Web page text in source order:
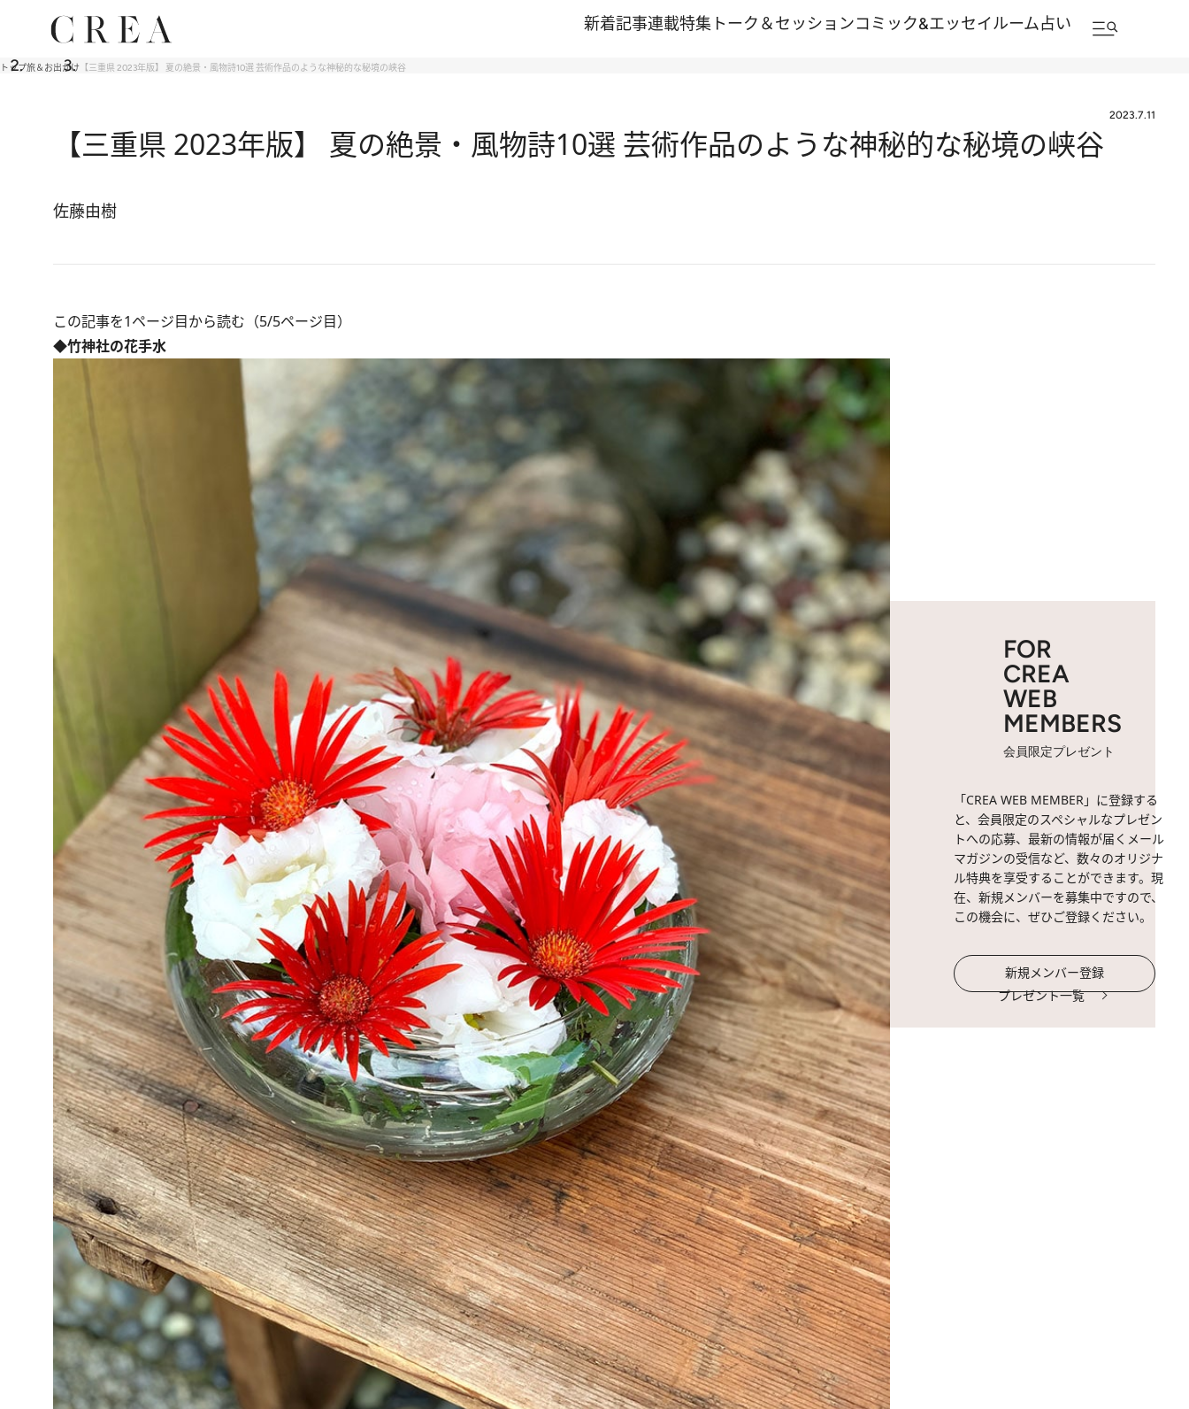
新着記事連載特集 トーク＆セッションコミック&エッセイルーム占い
トップ旅＆お出かけ 【三重県 2023年版】 夏の絶景・風物詩10選 芸術作品のような神秘的な秘境の峡谷
2023.7.11
【三重県 2023年版】 夏の絶景・風物詩10選 芸術作品のような神秘的な秘境の峡谷
佐藤由樹
この記事を1ページ目から読む（5/5ページ目）
◆竹神社の花手水
FOR
CREA
WEB
MEMBERS
会員限定プレゼント
「CREA WEB MEMBER」に登録する
と、会員限定のスペシャルなプレゼン
トへの応募、最新の情報が届くメール
マガジンの受信など、数々のオリジナ
ル特典を享受することができます。現
在、新規メンバーを募集中ですので、
この機会に、ぜひご登録ください。
新規メンバー登録
プレゼント一覧